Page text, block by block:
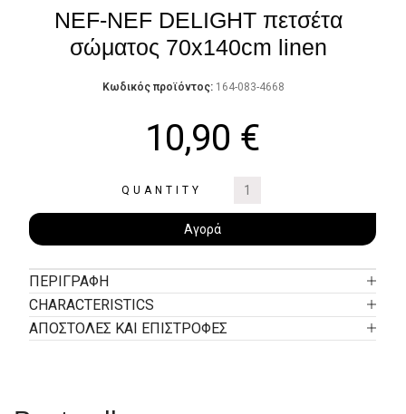
NEF-NEF DELIGHT πετσέτα
σώματος 70x140cm linen
Κωδικός προϊόντος: 164-083-4668
10,90 €
QUANTITY
Αγορά
ΠΕΡΙΓΡΑΦΉ
CHARACTERISTICS
ΑΠΟΣΤΟΛΕΣ ΚΑΙ ΕΠΙΣΤΡΟΦΕΣ